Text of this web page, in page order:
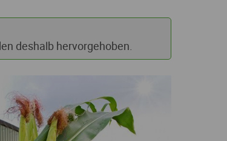
deshalb hervorgehoben.